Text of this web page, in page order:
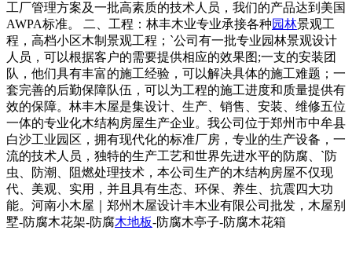
工厂管理方案及一批高素质的技术人员，我们的产品达到美国
AWPA标准。 二、工程：林丰木业专业承接各种园林景观工
程，高档小区木制景观工程；`公司有一批专业园林景观设计
人员，可以根据客户的需要提供相应的效果图;一支的安装团
队，他们具有丰富的施工经验，可以解决具体的施工难题；一
套完善的后勤保障队伍，可以为工程的施工进度和质量提供有
效的保障。林丰木屋是集设计、生产、销售、安装、维修五位
一体的专业化木结构房屋生产企业。我公司位于郑州市中牟县
白沙工业园区，拥有现代化的标准厂房，专业的生产设备，一
流的技术人员，独特的生产工艺和世界先进水平的防腐、`防
虫、防潮、阻燃处理技术，本公司生产的木结构房屋不仅现
代、美观、实用，并且具有生态、环保、养生、抗震四大功
能。河南小木屋｜郑州木屋设计丰木业有限公司批发，木屋别
墅-防腐木花架-防腐木地板-防腐木亭子-防腐木花箱